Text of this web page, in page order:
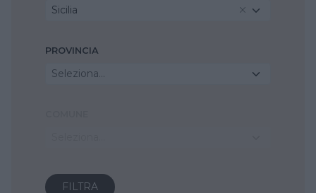
Sicilia
PROVINCIA
Seleziona...